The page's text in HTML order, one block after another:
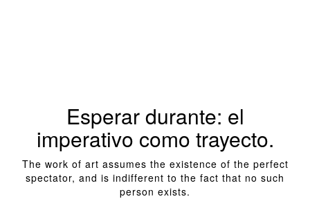
Esperar durante: el
imperativo como trayecto.
The work of art assumes the existence of the perfect
spectator, and is indifferent to the fact that no such
person exists.